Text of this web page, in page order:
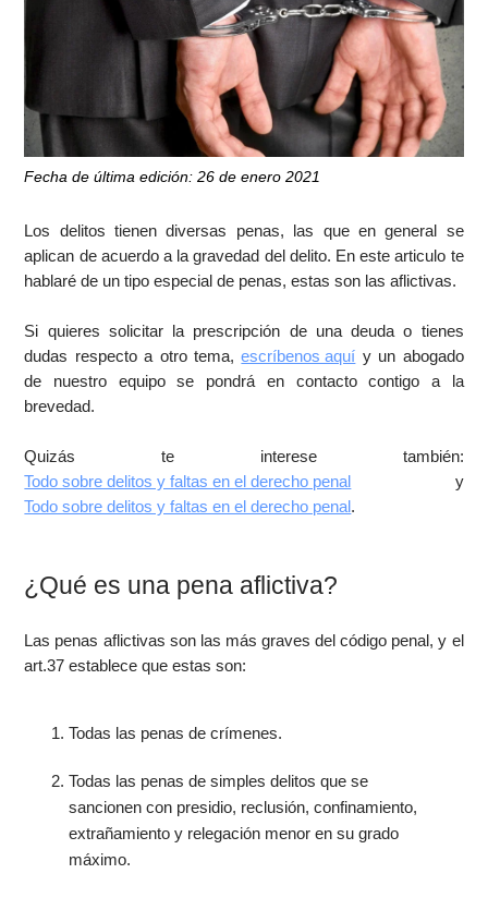
Fecha de última edición: 26 de enero 2021
Los delitos tienen diversas penas, las que en general se
aplican de acuerdo a la gravedad del delito. En este articulo te
hablaré de un tipo especial de penas, estas son las aflictivas.
Si quieres solicitar la prescripción de una deuda o tienes
dudas respecto a otro tema,escríbenos aquí y un abogado
de nuestro equipo se pondrá en contacto contigo a la
brevedad.
Quizás te interese también:
Todo sobre delitos y faltas en el derecho penal y
Todo sobre delitos y faltas en el derecho penal.
¿Qué es una pena aflictiva?
Las penas aflictivas son las más graves del código penal, y el
art.37 establece que estas son:
Todas las penas de crímenes.
Todas las penas de simples delitos que se
sancionen con presidio, reclusión, confinamiento,
extrañamiento y relegación menor en su grado
máximo.